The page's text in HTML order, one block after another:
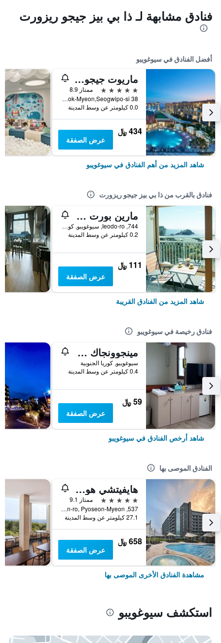
فنادق مشابهة لـ ذا بي بيز جيجو ريزورت
أفضل الفنادق في سيوغويبو
ماريوت جيجو شنوا وورلد هوتلز آند ريزورتس
5 نجوم
ممتاز 8.9
38 Sinhwayeoksa-ro 304Beon-Gil, Andeok-Myeon,Seogwipo-si, سيوغويبو, كوريا الجنوبية
0.0 كيلومتر عن وسط المدينة
434 ﷼
عرض الصفقة
شاهد المزيد من أهم الفنادق في سيوغويبو
فنادق بالقرب من ذا بي بيز جيجو ريزورت
مارين بورت ريزورت
744, Ieodo-ro, سيوغويبو, كوريا الجنوبية
0.2 كيلومتر عن وسط المدينة
111 ﷼
عرض الصفقة
شاهد المزيد من الفنادق القريبة
فنادق رخيصة في سيوغويبو
مينجوونجاك جيستهاوس
سيوغويبو, كوريا الجنوبية
0.4 كيلومتر عن وسط المدينة
59 ﷼
عرض الصفقة
شاهد أرخص الفنادق في سيوغويبو
الفنادق الموصى بها
هايفيتشي هوتل آند ريزورت جيجو
5 نجوم
ممتاز 9.1
537, Minsokhaean-ro, Pyoseon-Myeon, سيوغويبو, كوريا الجنوبية
27.1 كيلومتر عن وسط المدينة
658 ﷼
عرض الصفقة
مشاهدة الفنادق الأخرى الموصى بها
استكشف سيوغويبو